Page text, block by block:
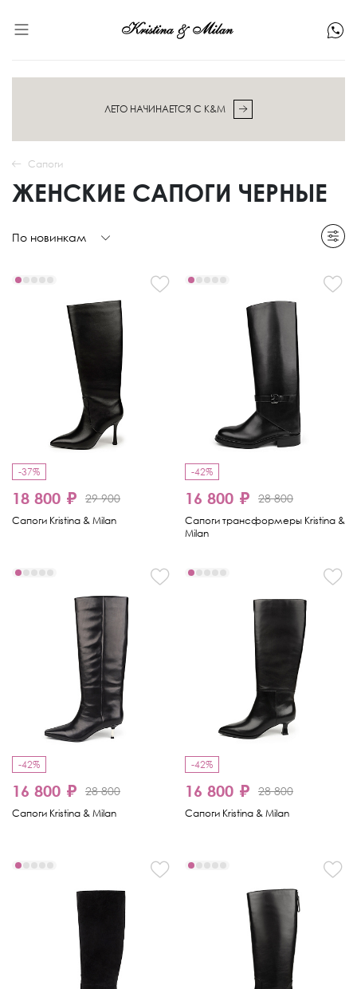
ЛЕТО НАЧИНАЕТСЯ С K&M
Сапоги
ЖЕНСКИЕ САПОГИ ЧЕРНЫЕ
По новинкам
-37%
18 800 ₽ 29 900
Сапоги Kristina & Milan
-42%
16 800 ₽ 28 800
Сапоги трансформеры Kristina &
Milan
-42%
16 800 ₽ 28 800
Сапоги Kristina & Milan
-42%
16 800 ₽ 28 800
Сапоги Kristina & Milan